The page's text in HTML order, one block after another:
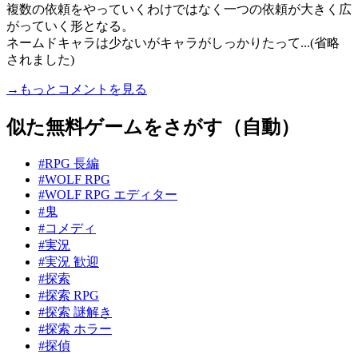
複数の依頼をやっていくわけではなく一つの依頼が大きく広
がっていく形となる。
ネームドキャラは少ないがキャラがしっかりたって...(省略
されました)
→もっとコメントを見る
似た無料ゲームをさがす（自動）
#RPG 長編
#WOLF RPG
#WOLF RPG エディター
#鬼
#コメディ
#実況
#実況 歓迎
#探索
#探索 RPG
#探索 謎解き
#探索 ホラー
#探偵